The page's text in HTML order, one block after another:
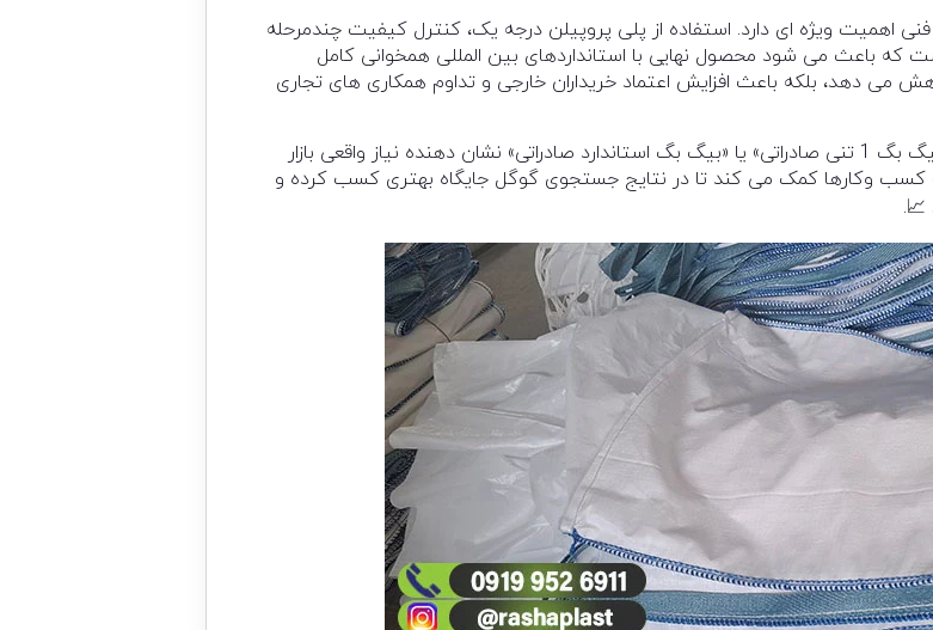
اهمیت ویژه ای دارد. استفاده از پلی پروپیلن درجه یک، کنترل کیفیت چندمرحله
که باعث می شود محصول نهایی با استانداردهای بین المللی همخوانی کامل
می دهد، بلکه باعث افزایش اعتماد خریداران خارجی و تداوم همکاری های تجاری
از منظر بازاریابی و سئو، جستجوهایی مانند «فروش بیگ بگ 1 تنی صادراتی» یا «بیگ بگ استاندارد صادراتی» نشان دهنده نیاز واقعی بازار
کسب وکارها کمک می کند تا در نتایج جستجوی گوگل جایگاه بهتری کسب کرده و
📈.